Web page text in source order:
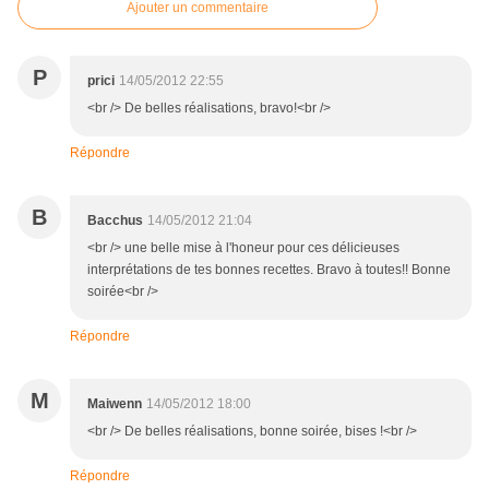
Ajouter un commentaire
P prici 14/05/2012 22:55
<br /> De belles réalisations, bravo!<br />
Répondre
B Bacchus 14/05/2012 21:04
<br /> une belle mise à l'honeur pour ces délicieuses
interprétations de tes bonnes recettes. Bravo à toutes!! Bonne
soirée<br />
Répondre
M Maiwenn 14/05/2012 18:00
<br /> De belles réalisations, bonne soirée, bises !<br />
Répondre